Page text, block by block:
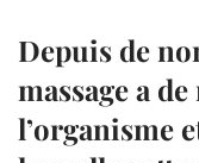
Depuis de
massage a
l’organisme